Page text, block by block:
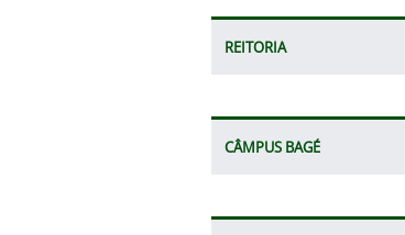
REITORIA
CÂMPUS BAGÉ